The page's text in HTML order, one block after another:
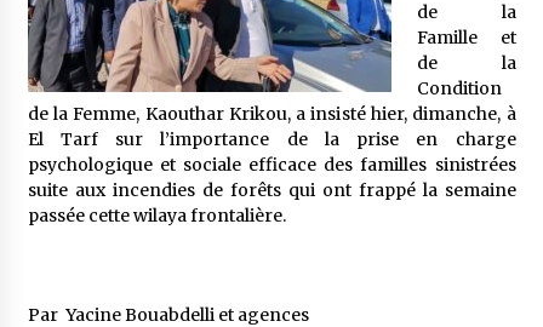
Le monstrueux vieillard (Un récit du Sud
algérien)
5 ans ago
Rencontre nocturne dans le désert (Un conte
touareg)
5 ans ago
de la
Famille et
de la
Condition
de la Femme, Kaouthar Krikou, a insisté hier, dimanche, à
El Tarf sur l’importance de la prise en charge
psychologique et sociale efficace des familles sinistrées
suite aux incendies de forêts qui ont frappé la semaine
passée cette wilaya frontalière.
Par Yacine Bouabdelli et agences